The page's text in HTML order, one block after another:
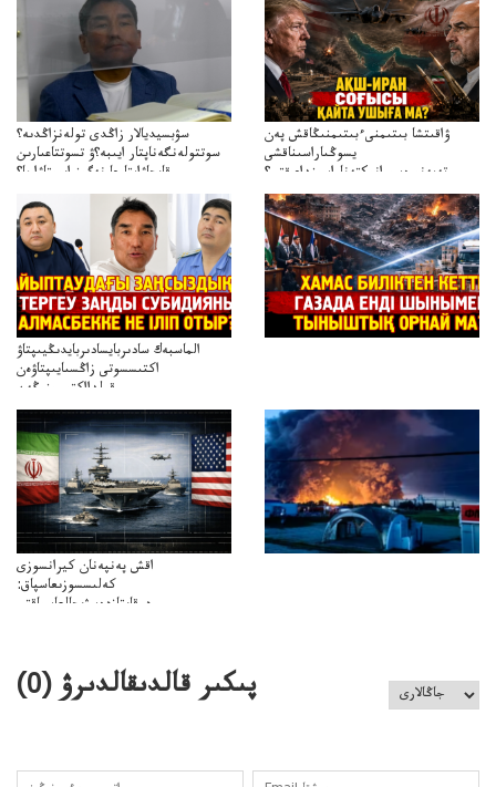
سۋبسيديالار زاڭدى تولەنزاڭدىە؟
سوتتولەنگەناپتار ايىبە؟ۋ تسوتتاعىارىن
قايجاۋاپتارعا نەگىز ايىپتاۋا ما؟
تۇجىرىمدارىنقايتاقاراۋعانەگىزبولاالاما؟
ۋاقىتشا بىتىمنىءبىتىمنىڭاقش پەن
يسوڭىاراسىناقشى
تەپەنىرەسيرانىكتەناراسىنداعىقتى؟
تەكەتىرەسنەلىكتەنقايتاۋشىقتى؟
الماسبەك سادىربايسادىربايدىڭيىپتاۋ
اكتىسسوتى زاڭسىايىپتاۋەن
قولدااكتىسىنىڭەن
ميلليونزاڭسىزدىعىمەنقولدانوسىرىلگەنميلليوندار
اقش پەنپەنان كيرانسوزى
كەلىسسوزىعاسپاق:
دوقايتازدەسۋىجالعاسپاقتى
پىكىر قالدىقالدىرۋ (0
)